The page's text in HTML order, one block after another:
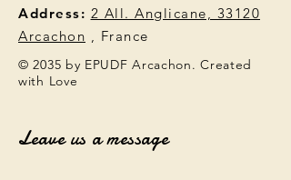
Address: 2 All. Anglicane, 33120
Arcachon , France
© 2035 by EPUDF Arcachon. Created
with Love
Leave us a message